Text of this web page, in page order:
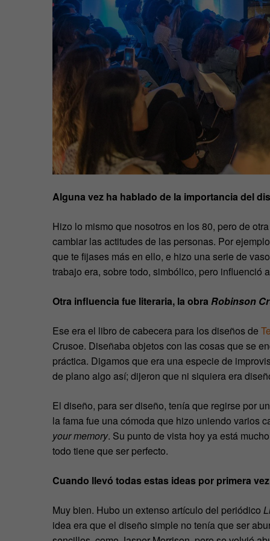
Alguna vez ha hablado de la importancia del
Hizo lo mismo que nosotros en los 80, pero de
cambiar las actitudes de las personas. Por
que te fijases más en ello, e hizo una serie de
trabajo era, sobre todo, simbólico, pero influenció
Otra influencia fue literaria, la obra Robinson
Ese era el libro de cabecera para los diseños de
Crusoe. Diseñaba objetos con las cosas que se
práctica. Digamos que era una especie de
de plano algo así; dijeron que ni siquiera era
El diseño, para ser diseño, tenía que regirse por
la fama fue una cómoda que hizo uniendo varios
your memory. Su punto de vista hoy ya está
todo tiene que ser perfecto.
Cuando llevó todas estas ideas por primera
Muy bien. Hubo un extenso artículo del periódico
idea era que el diseño simple no tenía que ser